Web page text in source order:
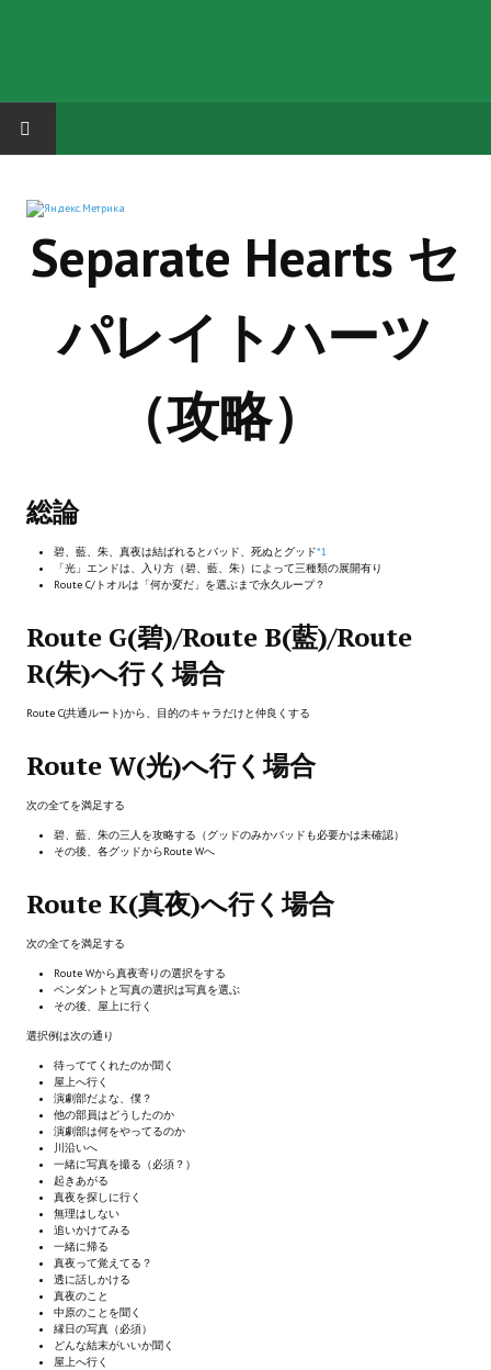
ГРУППА "КАРЛ ВЕЛИКИЙ"
Завершённые проекты
Русская биржа
Aliens vs Predator 2 (Русские субтитры)
Новый ГГ
Моды группы
Работы Alexandra10
Kitana HGEC
Apella 2.0 CBBE SSE BodySlide (with Physics)
New Light Skyrim SE
Wedding Wear CBBE SSE BodySlide (with Physics)
Работы Тестера 55
Наёмный оборотень
Небесный воин
Немного героев меча и магии
Расширенная версия Х3
REBalance
Работы Kuroneko
Doom 3 Remaster Fan Edition
Separate Hearts セ
パレイトハーツ
（攻略）
総論
碧、藍、朱、真夜は結ばれるとバッド、死ぬとグッド*1
「光」エンドは、入り方（碧、藍、朱）によって三種類の展開有り
Route C/トオルは「何か変だ」を選ぶまで永久ループ？
Route G(碧)/Route B(藍)/Route
R(朱)へ行く場合
Route C(共通ルート)から、目的のキャラだけと仲良くする
Route W(光)へ行く場合
次の全てを満足する
碧、藍、朱の三人を攻略する（グッドのみかバッドも必要かは未確認）
その後、各グッドからRoute Wへ
Route K(真夜)へ行く場合
次の全てを満足する
Route Wから真夜寄りの選択をする
ペンダントと写真の選択は写真を選ぶ
その後、屋上に行く
選択例は次の通り
待っててくれたのか聞く
屋上へ行く
演劇部だよな、僕？
他の部員はどうしたのか
演劇部は何をやってるのか
川沿いへ
一緒に写真を撮る（必須？）
起きあがる
真夜を探しに行く
無理はしない
追いかけてみる
一緒に帰る
真夜って覚えてる？
透に話しかける
真夜のこと
中原のことを聞く
縁日の写真（必須）
どんな結末がいいか聞く
屋上へ行く